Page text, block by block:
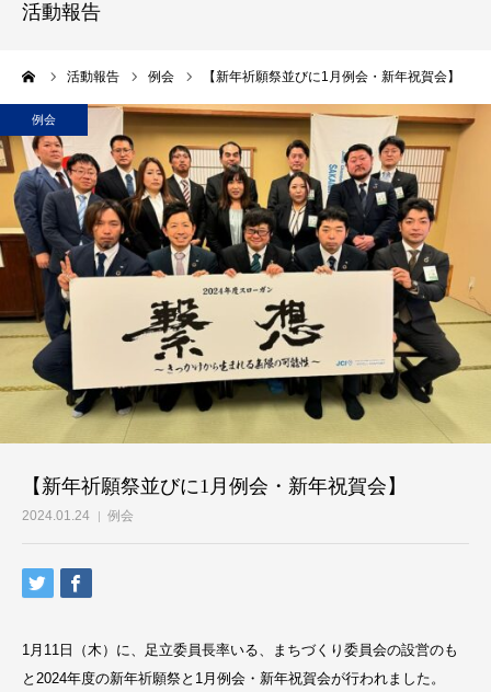
活動報告
活動報告 例会 【新年祈願祭並びに1月例会・新年祝賀会】
例会
【新年祈願祭並びに1月例会・新年祝賀会】
2024.01.24 例会
1月11日（木）に、足立委員長率いる、まちづくり委員会の設営のも
と2024年度の新年祈願祭と1月例会・新年祝賀会が行われました。